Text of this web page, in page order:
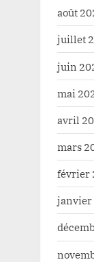
août
juillet
juin
mai
avril
mars
février
janvier